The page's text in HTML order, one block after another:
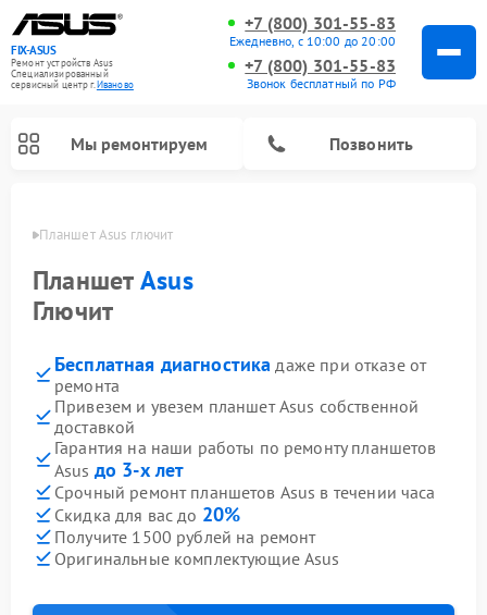
FIX-ASUS
Ремонт устройств Asus
Специализированный
cервисный центр г.Иваново
+7 (800) 301-55-83
Ежедневно, с 10:00 до 20:00
+7 (800) 301-55-83
Звонок бесплатный по РФ
Мы ремонтируем Позвонить
Планшет Asus глючит
ПланшетAsus
Глючит
Бесплатная диагностика даже при отказе от
ремонта
Привезем и увезем планшет Asus собственной
доставкой
Гарантия на наши работы по ремонту планшетов
Asus до 3-х лет
Срочный ремонт планшетов Asus в течении часа
Скидка для вас до 20%
Получите 1500 рублей на ремонт
Оригинальные комплектующие Asus